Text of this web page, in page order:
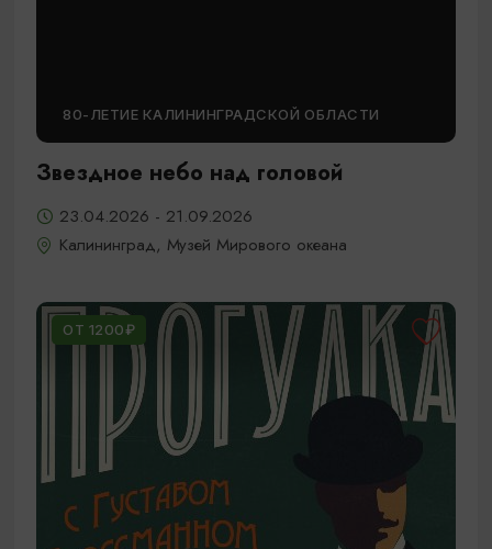
80-ЛЕТИЕ КАЛИНИНГРАДСКОЙ ОБЛАСТИ
Звездное небо над головой
23.04.2026 - 21.09.2026
Калининград, Музей Мирового океана
ОТ 1200₽